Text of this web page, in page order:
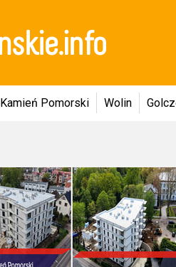
Kamień Pomorski Wolin